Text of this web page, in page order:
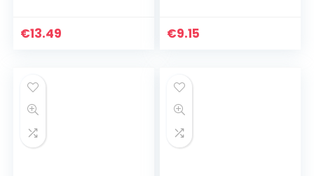
vergrendelingsclip
€13.49
Stick veilig nylon,
€9.15